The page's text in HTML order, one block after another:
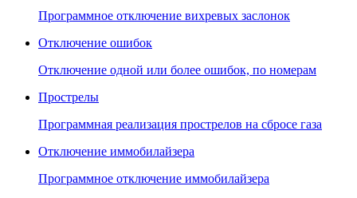
Программное отключение вихревых заслонок
Отключение ошибок
Отключение одной или более ошибок, по номерам
Прострелы
Программная реализация прострелов на сбросе газа
Отключение иммобилайзера
Программное отключение иммобилайзера